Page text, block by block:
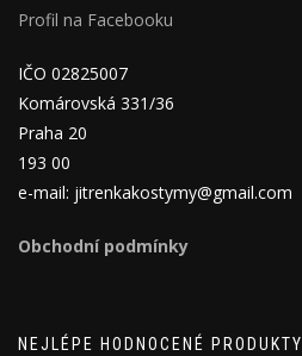
Profil na Facebooku
IČO 02825007
Komárovská 331/36
Praha 20
193 00
e-mail: jitrenkakostymy@gmail.com
Obchodní podmínky
NEJLÉPE HODNOCENÉ PRODUKTY